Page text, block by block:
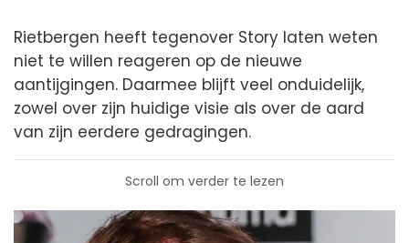
Rietbergen heeft tegenover Story laten weten
niet te willen reageren op de nieuwe
aantijgingen. Daarmee blijft veel onduidelijk,
zowel over zijn huidige visie als over de aard
van zijn eerdere gedragingen.
Scroll om verder te lezen